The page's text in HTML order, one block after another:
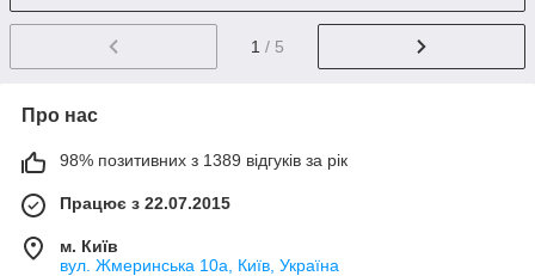
1 / 5
Про нас
98% позитивних з 1389 відгуків за рік
Працює з 22.07.2015
м. Київ
вул. Жмеринська 10а, Київ, Україна